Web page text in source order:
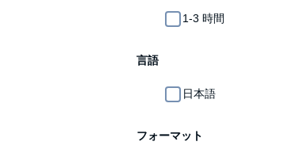
1-3 時間
言語
日本語
フォーマット